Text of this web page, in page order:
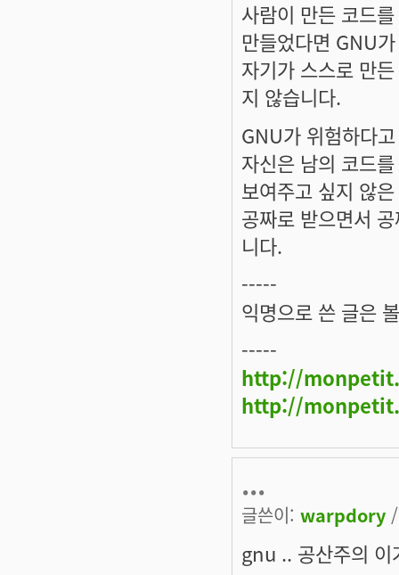
사람이 만든 코드
만들었다면 GNU
자기가 스스로 만
지 않습니다.
GNU가 위험하다
자신은 남의 코드
보여주고 싶지 않
공짜로 받으면서
니다.
-----
익명으로 쓴 글은
-----
http://
http://
...
글쓴이: warpdory
gnu .. 공산주의 이